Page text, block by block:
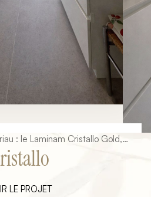
: le Laminam Cristallo Gold,
à plat sur un grand
de lui, tout le reste s'est
la chaleur du luminaire
LE PROJET